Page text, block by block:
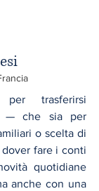
trasferirsi
— che sia per
o scelta di
fare i conti
quotidiane
anche con una